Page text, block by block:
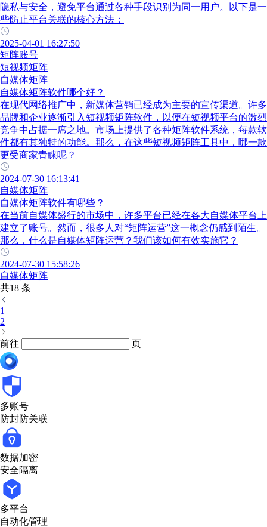
隐私与安全，避免平台通过各种手段识别为同一用户。以下是一
些防止平台关联的核心方法：
2025-04-01 16:27:50
矩阵账号
短视频矩阵
自媒体矩阵
自媒体矩阵软件哪个好？
在现代网络推广中，新媒体营销已经成为主要的宣传渠道。许多
品牌和企业逐渐引入短视频矩阵软件，以便在短视频平台的激烈
竞争中占据一席之地。市场上提供了各种矩阵软件系统，每款软
件都有其独特的功能。那么，在这些短视频矩阵工具中，哪一款
更受商家青睐呢？
2024-07-30 16:13:41
自媒体矩阵
自媒体矩阵软件有哪些？
在当前自媒体盛行的市场中，许多平台已经在各大自媒体平台上
建立了账号。然而，很多人对“矩阵运营”这一概念仍感到陌生。
那么，什么是自媒体矩阵运营？我们该如何有效实施它？
2024-07-30 15:58:26
自媒体矩阵
共18 条
1
2
前往 页
多账号
防封防关联
数据加密
安全隔离
多平台
自动化管理